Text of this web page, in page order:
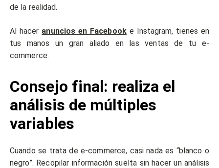
de la realidad.
Al hacer anuncios en Facebooke Instagram, tienes en
tus manos un gran aliado en las ventas de tu e-
commerce.
Consejo final: realiza el
análisis de múltiples
variables
Cuando se trata de e-commerce, casi nada es “blanco o
negro”. Recopilar información suelta sin hacer un análisis